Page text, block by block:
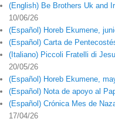
(English) Be Brothers Uk and
10/06/26
(Español) Horeb Ekumene,
(Español) Carta de
(Italiano) Piccoli Fratelli di
20/05/26
(Español) Horeb Ekumene,
(Español) Nota de apoyo al
(Español) Crónica Mes de
17/04/26